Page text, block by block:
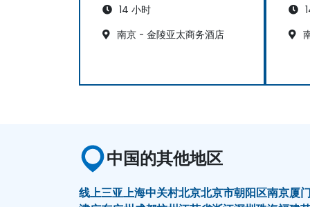
14 小时
南京 - 金陵亚太商务酒店
中国的其他地区
线上三亚上海中关村北京北京市朝阳区南京厦